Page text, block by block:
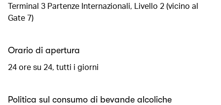
Terminal 3 Partenze Internazionali, Livello 2 (vicino al
Gate 7)
Orario di apertura
24 ore su 24, tutti i giorni
Politica sul consumo di bevande alcoliche